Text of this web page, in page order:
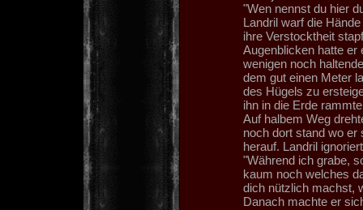
"Wen nennst du hier
Landril warf die
ihre Verstocktheit
Augenblicken hatte er
wenigen noch
dem gut einen Meter
des Hügels zu
ihn in die Erde
Auf halbem Weg
noch dort stand wo er
herauf. Landril
"Während ich grabe,
kaum noch welches
dich nützlich machst,
Danach machte er